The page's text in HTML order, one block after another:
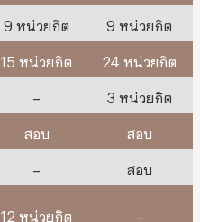
9 หน่วยกิต 9 หน่วยกิต
15 หน่วยกิต 24 หน่วยกิต
3 หน่วยกิต
สอบ สอบ
สอบ
12 หน่วยกิต